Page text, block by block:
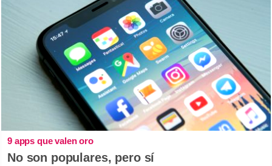
9 apps que valen oro
No son populares, pero sí